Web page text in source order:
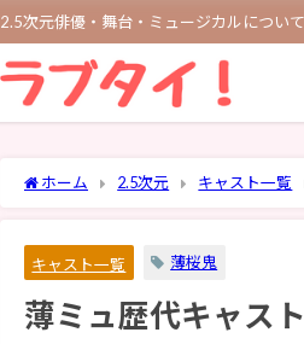
2.5次元俳優・舞台・ミュージカルについ
ホーム 2.5次元 キャスト一覧
キャスト一覧 薄桜鬼
薄ミュ歴代キャス